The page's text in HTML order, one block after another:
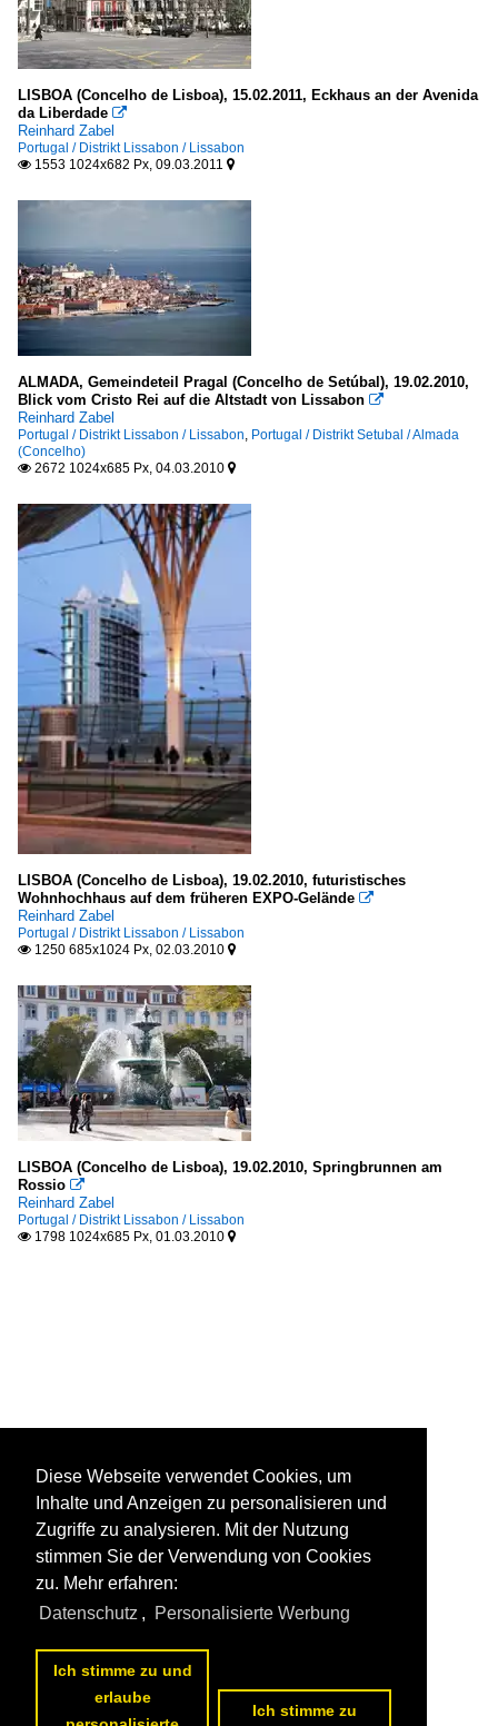
LISBOA (Concelho de Lisboa), 15.02.2011, Eckhaus an der Avenida
da Liberdade 
Reinhard Zabel
Portugal / Distrikt Lissabon / Lissabon
 1553 1024x682 Px, 09.03.2011 
ALMADA, Gemeindeteil Pragal (Concelho de Setúbal), 19.02.2010,
Blick vom Cristo Rei auf die Altstadt von Lissabon 
Reinhard Zabel
Portugal / Distrikt Lissabon / Lissabon, Portugal / Distrikt Setubal / Almada
(Concelho)
 2672 1024x685 Px, 04.03.2010 
LISBOA (Concelho de Lisboa), 19.02.2010, futuristisches
Wohnhochhaus auf dem früheren EXPO-Gelände 
Reinhard Zabel
Portugal / Distrikt Lissabon / Lissabon
 1250 685x1024 Px, 02.03.2010 
LISBOA (Concelho de Lisboa), 19.02.2010, Springbrunnen am
Rossio 
Reinhard Zabel
Portugal / Distrikt Lissabon / Lissabon
 1798 1024x685 Px, 01.03.2010 
Diese Webseite verwendet Cookies, um
Inhalte und Anzeigen zu personalisieren und
Zugriffe zu analysieren. Mit der Nutzung
stimmen Sie der Verwendung von Cookies
zu. Mehr erfahren:
Datenschutz , Personalisierte Werbung
Ich stimme zu und
erlaube
Ich stimme zu